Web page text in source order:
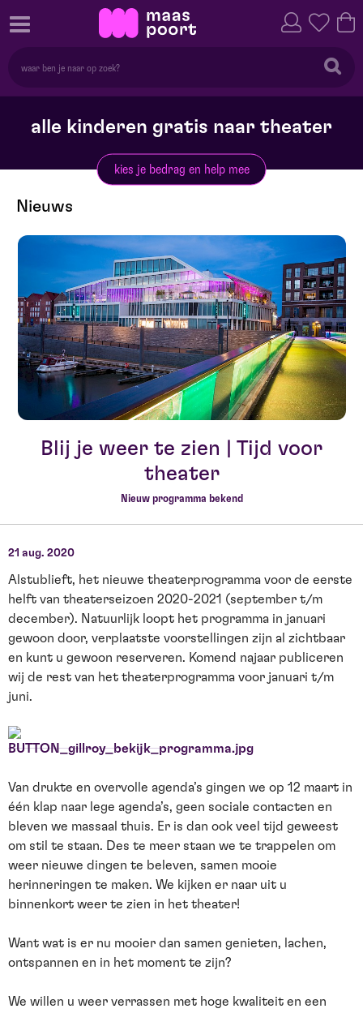
alle kinderen gratis naar theater
kies je bedrag en help mee
Nieuws
Blij je weer te zien | Tijd voor
theater
Nieuw programma bekend
21 aug. 2020
Alstublieft, het nieuwe theaterprogramma voor de eerste
helft van theaterseizoen 2020-2021 (september t/m
december). Natuurlijk loopt het programma in januari
gewoon door, verplaatste voorstellingen zijn al zichtbaar
en kunt u gewoon reserveren. Komend najaar publiceren
wij de rest van het theaterprogramma voor januari t/m
juni.
Van drukte en overvolle agenda’s gingen we op 12 maart in
één klap naar lege agenda’s, geen sociale contacten en
bleven we massaal thuis. Er is dan ook veel tijd geweest
om stil te staan. Des te meer staan we te trappelen om
weer nieuwe dingen te beleven, samen mooie
herinneringen te maken. We kijken er naar uit u
binnenkort weer te zien in het theater!
Want wat is er nu mooier dan samen genieten, lachen,
ontspannen en in het moment te zijn?
We willen u weer verrassen met hoge kwaliteit en een